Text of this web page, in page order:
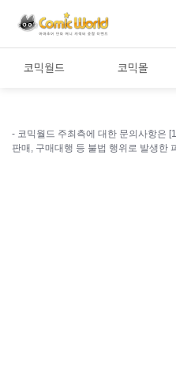
코믹월드 코믹몰
- 코믹월드 주최측에 대한 문의사항은
판매, 구매대행 등 불법 행위로 발생한